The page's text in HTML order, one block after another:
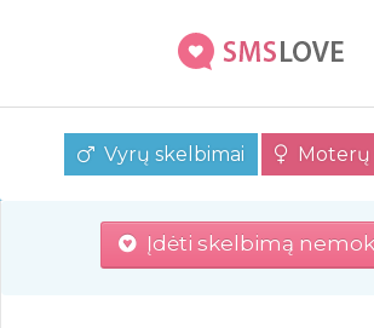
Vyrų skelbimai Moterų
Įdėti skelbimą